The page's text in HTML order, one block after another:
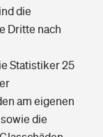
die
Dritte nach
Statistiker 25
am eigenen
die